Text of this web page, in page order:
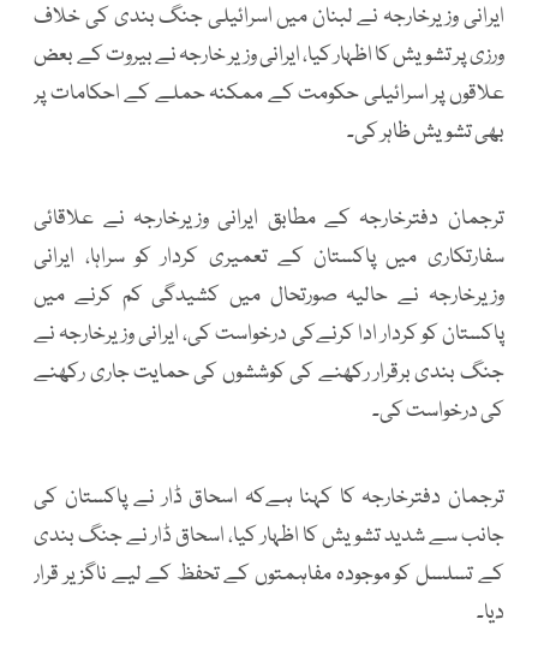
ایرانی وزیرخارجہ نے لبنان میں اسرائیلی جنگ بندی کی خلاف
ورزی پر تشویش کا اظہار کیا، ایرانی وزیر خارجہ نے بیروت کے بعض
علاقوں پر اسرائیلی حکومت کے ممکنہ حملے کے احکامات پر
بھی تشویش ظاہر کی۔
ترجمان دفترخارجہ کے مطابق ایرانی وزیرخارجہ نے علاقائی
سفارتکاری میں پاکستان کے تعمیری کردار کو سراہا، ایرانی
وزیرخارجہ نے حالیہ صورتحال میں کشیدگی کم کرنے میں
پاکستان کو کردار ادا کرنےکی درخواست کی، ایرانی وزیرخارجہ نے
جنگ بندی برقرار رکھنے کی کوششوں کی حمایت جاری رکھنے
کی درخواست کی۔
ترجمان دفترخارجہ کا کہنا ہےکہ اسحاق ڈار نے پاکستان کی
جانب سے شدید تشویش کا اظہار کیا، اسحاق ڈار نے جنگ بندی
کے تسلسل کو موجودہ مفاہمتوں کے تحفظ کے لیے ناگزیر قرار
دیا۔